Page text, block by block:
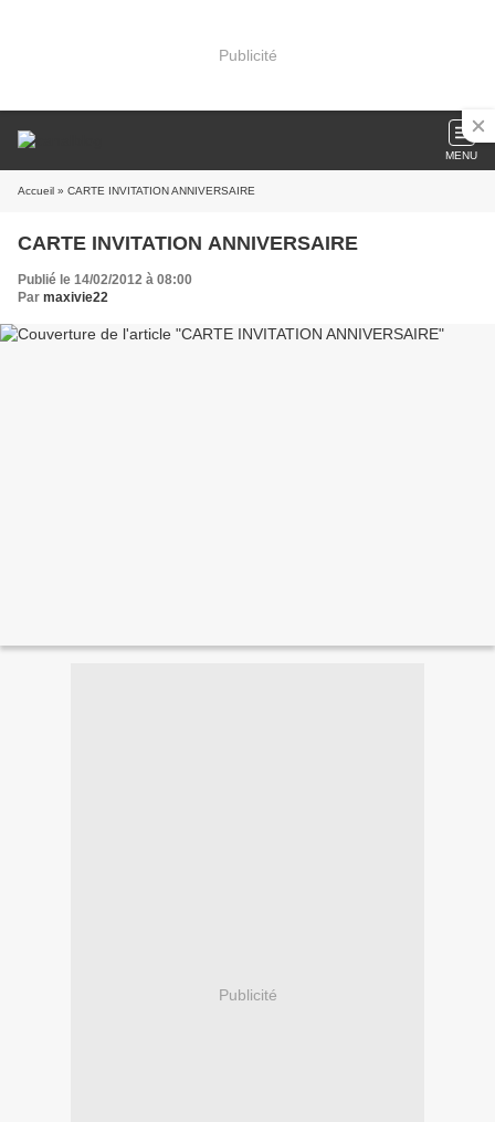
Publicité
MENU
Accueil » CARTE INVITATION ANNIVERSAIRE
CARTE INVITATION ANNIVERSAIRE
Publié le 14/02/2012 à 08:00
Par maxivie22
Publicité